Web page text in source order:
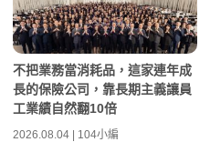
不把業務當消耗品，這家連年成
長的保險公司，靠長期主義讓員
工業績自然翻10倍
2026.08.04 | 104小編